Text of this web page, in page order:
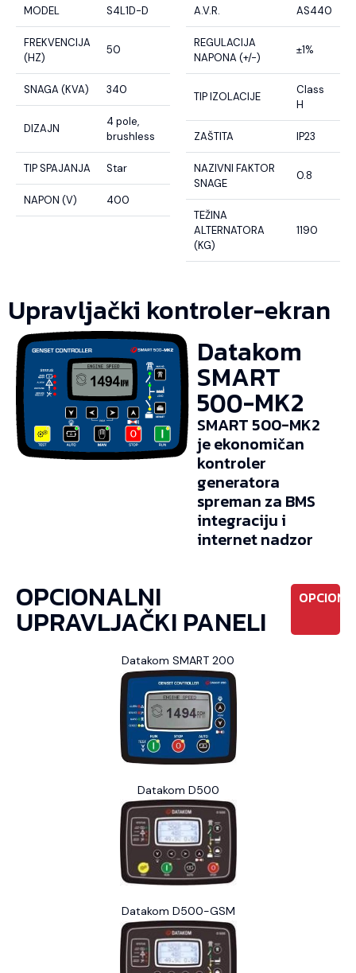
MODEL S4L1D-D
FREKVENCIJA
(HZ)
50
SNAGA (KVA) 340
DIZAJN
4 pole,
brushless
TIP SPAJANJA Star
NAPON (V) 400
A.V.R. AS440
REGULACIJA
NAPONA (+/-)
±1%
TIP IZOLACIJE
Class
H
ZAŠTITA IP23
NAZIVNI FAKTOR
SNAGE
0.8
TEŽINA
ALTERNATORA
(KG)
1190
Upravljački kontroler-ekran
Datakom
SMART
500-MK2
SMART 500-MK2
je ekonomičan
kontroler
generatora
spreman za BMS
integraciju i
internet nadzor
OPCIONALNI
UPRAVLJAČKI PANELI
OPCIONO
Datakom SMART 200
Datakom D500
Datakom D500-GSM